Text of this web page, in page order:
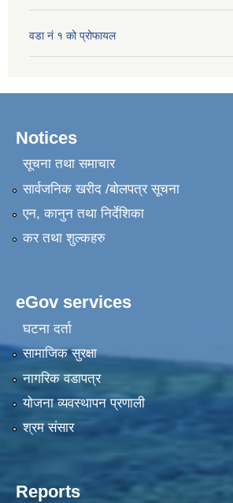
वडा नं १ को प्रोफायल
Notices
सूचना तथा समाचार
सार्वजनिक खरीद /बोलपत्र सूचना
एन, कानुन तथा निर्देशिका
कर तथा शुल्कहरु
eGov services
घटना दर्ता
सामाजिक सुरक्षा
नागरिक वडापत्र
योजना व्यवस्थापन प्रणाली
श्रम संसार
Reports